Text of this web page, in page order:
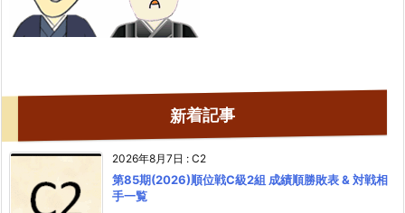
新着記事
2026年8月7日 : C2
第85期(2026)順位戦C級2組 成績順勝敗表 & 対戦相
手一覧